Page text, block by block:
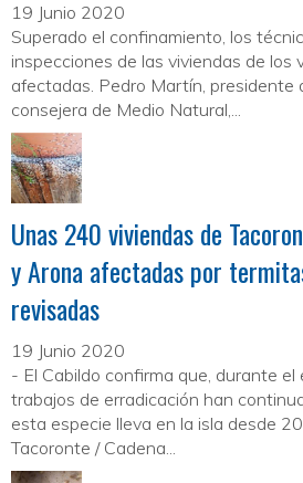
19 Junio 2020
Superado el confinamiento, los
inspecciones de las viviendas de los
afectadas. Pedro Martín, presidente
consejera de Medio Natural,...
Unas 240 viviendas de
y Arona afectadas por
revisadas
19 Junio 2020
- El Cabildo confirma que, durante el
trabajos de erradicación han
esta especie lleva en la isla desde
Tacoronte / Cadena...